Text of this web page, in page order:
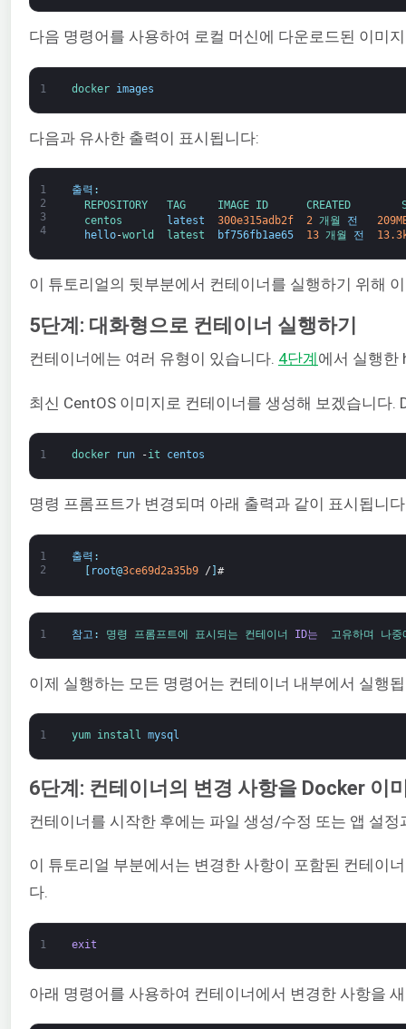
다음 명령어를 사용하여 로컬 머신에 다운로드된 이미
1 docker images
다음과 유사한 출력이 표시됩니다:
1
2
3
4
출력 :
REPOSITORY TAG IMAGE ID CREATED
centos
latest 300e315adb2f 2 개월 전
hello-world latest bf756fb1ae65 13 개월 전
이 튜토리얼의 뒷부분에서 컨테이너를 실행하기 위해
5단계: 대화형으로 컨테이너 실행하기
컨테이너에는 여러 유형이 있습니다. 4단계 에서 실행한
최신 CentOS 이미지로 컨테이너를 생성해 보겠습니다
1 docker run -it centos
명령 프롬프트가 변경되며 아래 출력과 같이 표시됩니
1
2
출력 :
root@3ce69d2a35b9 / #
1 참고 : 명령 프롬프트에 표시되는 컨테이너 ID는 고유하며 나
이제 실행하는 모든 명령어는 컨테이너 내부에서 실행
1 yum install mysql
6단계: 컨테이너의 변경 사항을 Docker 이
컨테이너를 시작한 후에는 파일 생성/수정 또는 앱 설
이 튜토리얼 부분에서는 변경한 사항이 포함된 컨테이
다.
1 exit
아래 명령어를 사용하여 컨테이너에서 변경한 사항을